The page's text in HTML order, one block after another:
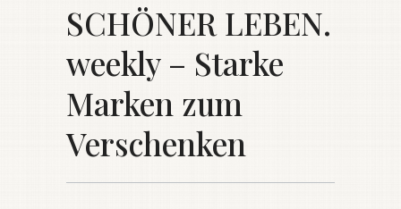
SCHÖNER LEBEN.
weekly – Starke
Marken zum
Verschenken